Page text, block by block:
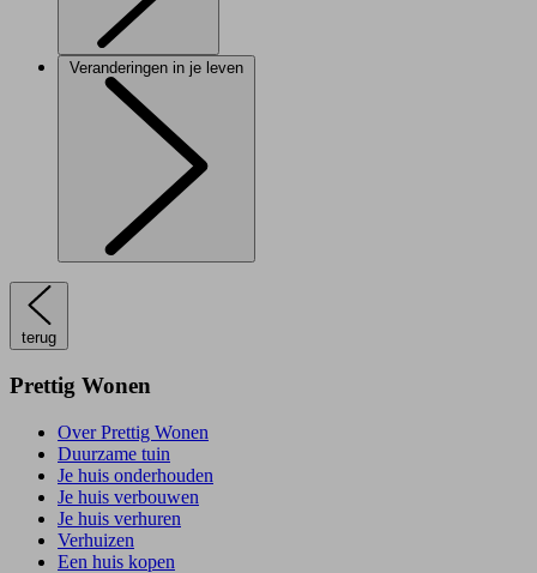
Veranderingen in je leven
terug
Prettig Wonen
Over Prettig Wonen
Duurzame tuin
Je huis onderhouden
Je huis verbouwen
Je huis verhuren
Verhuizen
Een huis kopen